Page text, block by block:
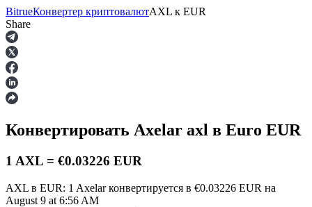
Фьючерсы
BitrueКонвертер криптовалютAXL к EUR
Share
Конвертировать Axelar axl в Euro EUR
1 AXL = €0.03226 EUR
AXL в EUR: 1 Axelar конвертируется в €0.03226 EUR на
August 9 at 6:56 AM